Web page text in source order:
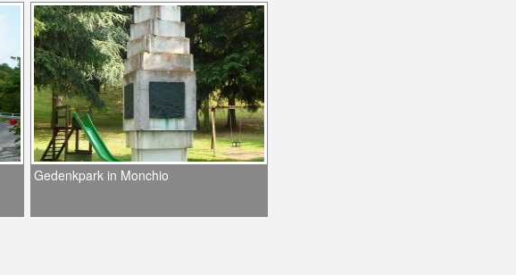
Gedenkpark in Monchio